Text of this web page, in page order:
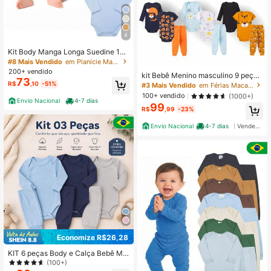
4
Kit Body Manga Longa Suedine 10
0% Algodão, Cores Sortidas de Men
ino
#8 Mais Vendido
em Planície Macacões para bebês meninos
200+ vendido
R$73 ,10 -51%
Envio Nacional 4-7 dias
Economize R$26,28
KIT 6 peças Body e Calça Bebê Me
nino/Menina(100+)
kit Bebê Menino masculino 9 peças
body manga longa curta e mijão
#3 Mais Vendido
em Férias Macacões para recém-nascidos
100+ vendido
(1000+)
R$99 ,99 -23%
Envio Nacional 4-7 dias